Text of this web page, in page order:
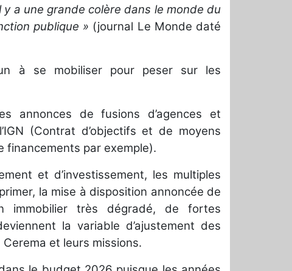
y a une grande colère dans le monde du
publique » (journal Le Monde daté
à se mobiliser pour peser sur les
annonces de fusions d’agences et
(Contrat d’objectifs et de moyens
financements par exemple).
et d’investissement, les multiples
la mise à disposition annoncée de
immobilier très dégradé, de fortes
la variable d’ajustement des
et leurs missions.